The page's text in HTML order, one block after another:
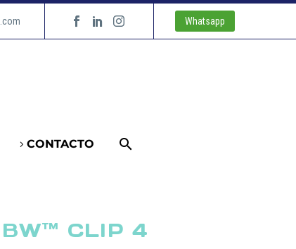
Whatsapp
CONTACTO
CLIP 4